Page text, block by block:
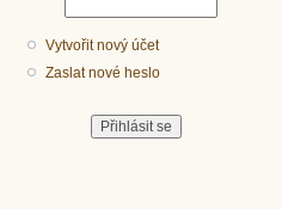
Vytvořit nový účet
Zaslat nové heslo